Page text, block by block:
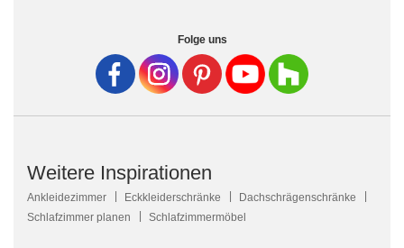
Folge uns
Weitere Inspirationen
Ankleidezimmer Eckkleiderschränke
Dachschrägenschränke
Schlafzimmer planen
Schlafzimmermöbel